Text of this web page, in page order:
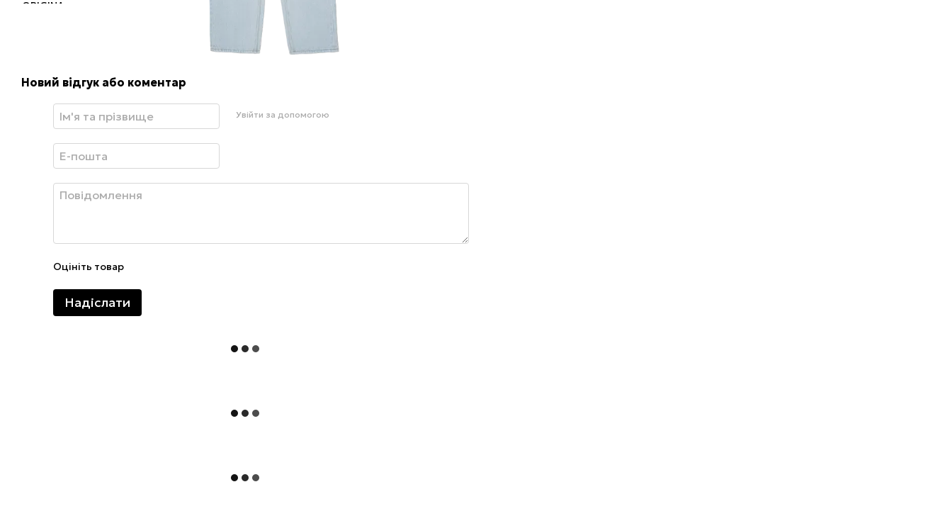
Новий відгук або коментар
Увійти за допомогою
Оцініть товар
Надіслати